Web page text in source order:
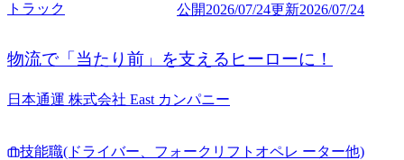
トラック 公開2026/07/24更新2026/07/24
物流で「当たり前」を支えるヒーローに！
日本通運 株式会社 East カンパニー
技能職(ドライバー、フォークリフトオペレ ーター他)